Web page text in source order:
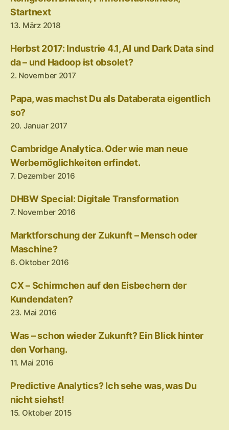
Startnext
13. März 2018
Herbst 2017: Industrie 4.1, AI und Dark Data sind
da – und Hadoop ist obsolet?
2. November 2017
Papa, was machst Du als Databerata eigentlich
so?
20. Januar 2017
Cambridge Analytica. Oder wie man neue
Werbemöglichkeiten erfindet.
7. Dezember 2016
DHBW Special: Digitale Transformation
7. November 2016
Marktforschung der Zukunft – Mensch oder
Maschine?
6. Oktober 2016
CX – Schirmchen auf den Eisbechern der
Kundendaten?
23. Mai 2016
Was – schon wieder Zukunft? Ein Blick hinter
den Vorhang.
11. Mai 2016
Predictive Analytics? Ich sehe was, was Du
nicht siehst!
15. Oktober 2015